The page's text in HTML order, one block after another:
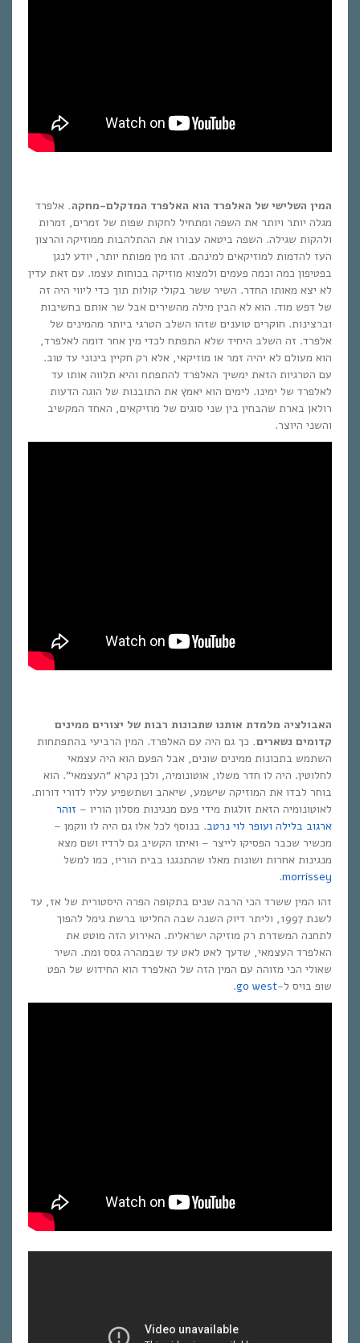
המין השלישי של האלפרד הוא האלפרד המדקלם-מחקה. אלפרד
מגלה יותר ויותר את השפה ומתחיל לחקות שפות של זמרים, זמרות
ולהקות שגילה. השפה ביטאה עבורו את ההתלהבות ממוזיקה והרצון
העז להדמות למוזיקאים למינהם. זהו מין מפותח יותר, יודע לנגן
בפטיפון כמה וכמה פעמים ולמצוא מוזיקה בכוחות עצמו. עם זאת עדין
לא יצא מאותו החדר. השיר ששר בקולי קולות תוך כדי ליווי היה זה
של דפש מוד. הוא לא הבין מילה מהשירים אבל שר אותם בחשיבות
וברצינות. חוקרים טוענים שזהו השלב הטרגי ביותר מהמינים של
אלפרד. זה השלב היחיד שלא התפתח לכדי מין אחר דומה לאלפרד,
הוא מעולם לא יהיה זמר או מוזיקאי, אלא רק חקיין בינוני עד טוב.
עם הטרגיות הזאת ימשיך האלפרד להתפתח והיא תלווה אותו עד
לאלפרד של ימינו. לימים הוא יאמץ את התובנות של הוגה הדעות
רולאן בארת שהבחין בין שני סוגים של מוזיקאים, האחד המקשיב
והשני היוצר.
האבולציה מלמדת אותנו שתכונות רבות של יצורים ממינים
קדומים נשארים. כך גם היה עם האלפרד. המין הרביעי בהתפתחות
השתמש בתכונות ממינים שונים, אבל הפעם הוא היה עצמאי
לחלוטין. היה לו חדר משלו, אוטונומיה, ולכן נקרא “העצמאי”. הוא
בוחר לבדו את המוזיקה שישמע, שיאהב ושתשפיע עליו לדורי דורות.
לאוטונומיה הזאת זולגות מידי פעם מנגינות מסלון הוריו – זוהר
ארגוב בלילה ועופר לוי נרטב. בנוסף לכל אלו גם היה לו ווקמן –
מכשיר שכבר הפסיקו לייצר – ואיתו הקשיב גם לרדיו ושם מצא
מנגינות אחרות ושונות מאלו שהתנגנו בבית הוריו, כמו למשל
morrissey
.
זהו המין ששרד הכי הרבה שנים בתקופה הפרה היסטורית של אז, עד
לשנת 1997, וליתר דיוק השנה שבה החליטו ברשת גימל להפוך
לתחנה המשדרת רק מוזיקה ישראלית. האירוע הזה מוטט את
האלפרד העצמאי, שדעך לאט לאט עד שבמהרה גסס ומת. השיר
שאולי הכי מזוהה עם המין הזה של האלפרד הוא החידוש של הפט
שופ בויס ל-go west
.